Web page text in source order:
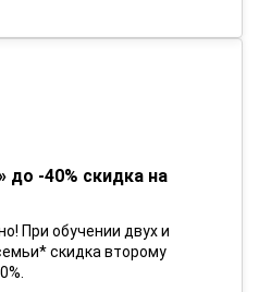
до -40% скидка на
При обучении двух и
скидка второму